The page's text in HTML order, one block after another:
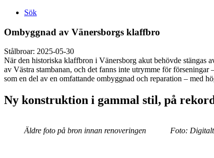
Sök
Ombyggnad av Vänersborgs klaffbro
Stålbroar: 2025-05-30
När den historiska klaffbron i Vänersborg akut behövde stängas
av Västra stambanan, och det fanns inte utrymme för
som en del av en omfattande ombyggnad och reparation – med
Ny konstruktion i gammal stil, på
Äldre foto på bron innan renoveringen Foto: Digitalt